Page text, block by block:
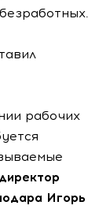
рабочих
директор
Игорь